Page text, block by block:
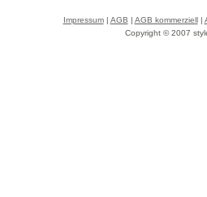
Impressum| AGB | AGB kommerziell|
Copyright © 2007